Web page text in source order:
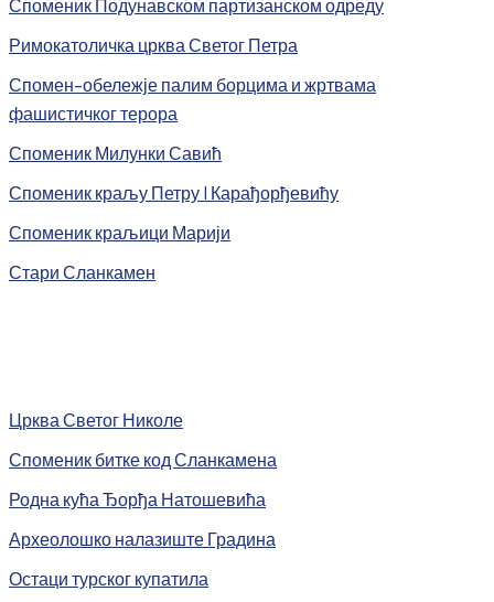
Споменик Подунавском партизанском одреду
Римокатоличка црква Светог Петра
Спомен-обележје палим борцима и жртвама
фашистичког терора
Споменик Милунки Савић
Споменик краљу Петру I Карађорђевићу
Споменик краљици Марији
Стари Сланкамен
Црква Светог Николе
Споменик битке код Сланкамена
Родна кућа Ђорђа Натошевића
Археолошко налазиште Градина
Остаци турског купатила